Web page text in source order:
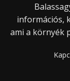
információs,
ami a környék